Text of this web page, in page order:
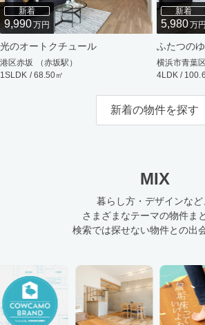
新着
9,990万円
光のオートクチュール
港区赤坂 （赤坂駅）
1SLDK / 68.50㎡
新着
5,980万円
ふたつの
横浜市青葉
4LDK /
新着の物件を探す
MIX
暮らし方・デザインなど
さまざまなテーマの物件ま
検索では探せない物件との出